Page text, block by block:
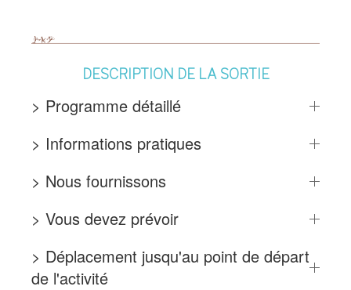
DESCRIPTION DE LA SORTIE
> Programme détaillé
> Informations pratiques
> Nous fournissons
> Vous devez prévoir
> Déplacement jusqu'au point de départ
de l'activité